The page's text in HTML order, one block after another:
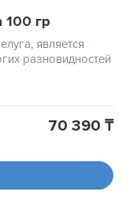
100 гр
является
разновидностей
70 390 ₸